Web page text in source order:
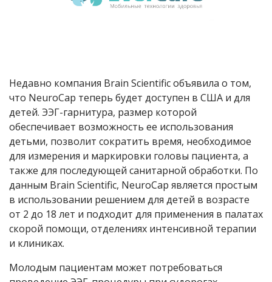
Недавно компания Brain Scientific объявила о том,
что NeuroCap теперь будет доступен в США и для
детей. ЭЭГ-гарнитура, размер которой
обеспечивает возможность ее использования
детьми, позволит сократить время, необходимое
для измерения и маркировки головы пациента, а
также для последующей санитарной обработки. По
данным Brain Scientific, NeuroCap является простым
в использовании решением для детей в возрасте
от 2 до 18 лет и подходит для применения в палатах
скорой помощи, отделениях интенсивной терапии
и клиниках.
Молодым пациентам может потребоваться